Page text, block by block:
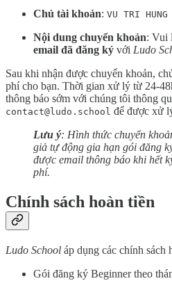
Chủ tài khoản: VU TRI HUNG
Nội dung chuyển khoản: Vui
email đã đăng ký với Ludo
Sau khi nhận được chuyển khoản,
phí cho bạn. Thời gian xử lý từ 24-
thông báo sớm với chúng tôi thông
contact@ludo.school để được xử
Lưu ý: Hình thức chuyển
giả tự động gia hạn gói đăng
được email thông báo khi hết
phí.
Chính sách hoàn tiền
Ludo School áp dụng các chính sách
Gói đăng ký Beginner theo